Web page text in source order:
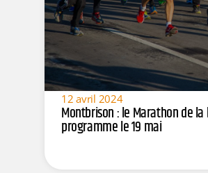
12 avril 2024
Montbrison : le Marathon de
programme le 19 mai